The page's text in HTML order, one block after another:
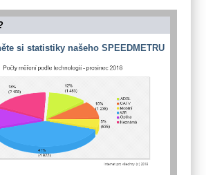
si statistiky našeho SPEEDMETRU